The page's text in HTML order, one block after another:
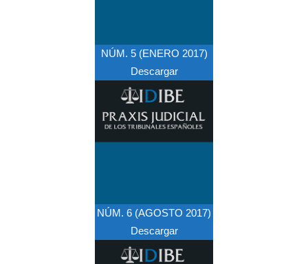
NÚM. 5 (ENERO 2017)
Descargar
NÚM. 6 (AGOSTO 2017)
Descargar